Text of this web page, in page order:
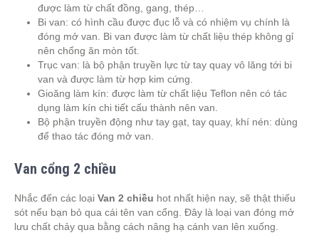
được làm từ chất đồng, gang, thép…
Bi van: có hình cầu được đục lỗ và có nhiệm vụ chính là
đóng mở van. Bi van được làm từ chất liệu thép không gỉ
nên chống ăn mòn tốt.
Trục van: là bộ phận truyền lực từ tay quay vô lăng tới bi
van và được làm từ hợp kim cứng.
Gioăng làm kín: được làm từ chất liệu Teflon nên có tác
dụng làm kín chi tiết cấu thành nên van.
Bộ phận truyền động như tay gạt, tay quay, khí nén: dùng
để thao tác đóng mở van.
Van cổng 2 chiều
Nhắc đến các loại Van 2 chiều hot nhất hiện nay, sẽ thật thiếu
sót nếu bạn bỏ qua cái tên van cổng. Đây là loại van đóng mở
lưu chất chảy qua bằng cách nâng hạ cánh van lên xuống.